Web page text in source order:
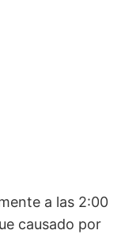
a las 2:00
causado por